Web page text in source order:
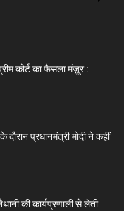
कोर्ट का फैसला मंज़ूर :
प्रधानमंत्री मोदी ने कहीं
की कार्यप्रणाली से लेती